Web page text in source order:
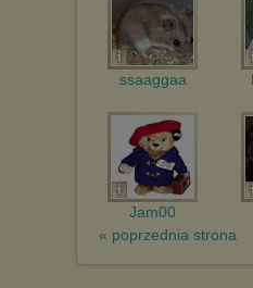
ssaaggaa
Jam00
« poprzednia strona